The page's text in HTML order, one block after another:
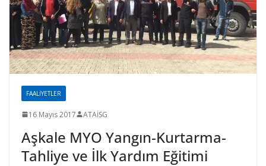
FAALIYETLER
16 Mayıs 2017 ATAİSG
Aşkale MYO Yangın-Kurtarma-
Tahliye ve İlk Yardım Eğitimi